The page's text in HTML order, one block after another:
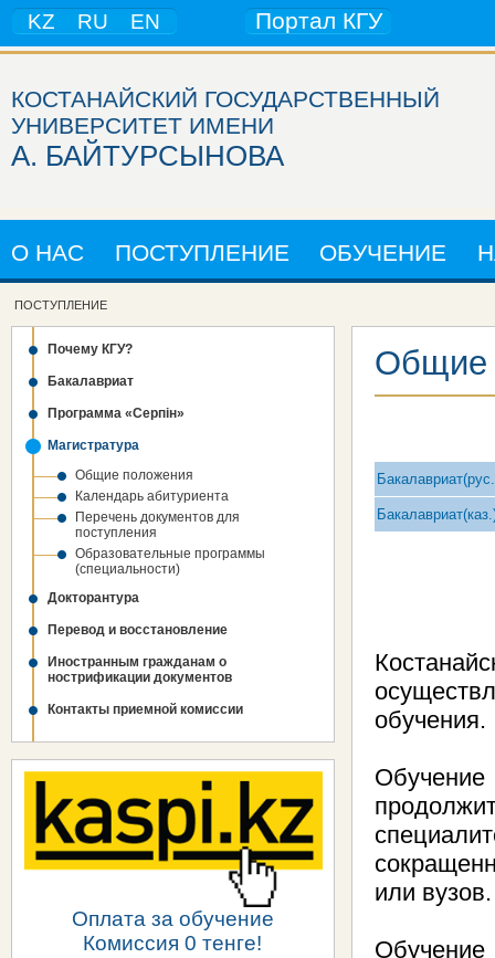
KZ RU EN Портал КГУ
КОСТАНАЙСКИЙ ГОСУДАРСТВЕННЫЙ
УНИВЕРСИТЕТ ИМЕНИ
А. БАЙТУРСЫНОВА
О НАС ПОСТУПЛЕНИЕ ОБУЧЕНИЕ
ПОСТУПЛЕНИЕ
Почему КГУ?
Бакалавриат
Программа «Серпін»
Магистратура
Общие положения
Календарь абитуриента
Перечень документов для
поступления
Образовательные программы
(специальности)
Докторантура
Перевод и восстановление
Иностранным гражданам о
нострификации документов
Контакты приемной комиссии
Оплата за обучение
Комиссия 0 тенге!
Общие
Бакалавриат
Бакалавриат
обучения.
Обучение
или вузов.
Обучение